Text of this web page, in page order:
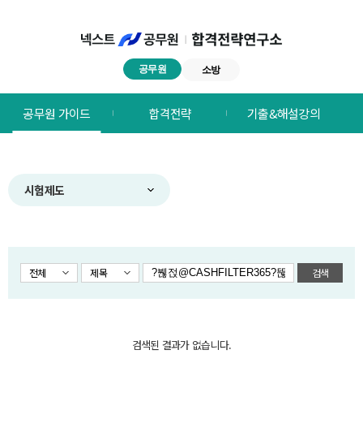
공무원 소방
합격전략연구소
메뉴
공무원 가이드 합격전략 기출&해설강의
시험제도
전체 제목 검색
검색된 결과가 없습니다.